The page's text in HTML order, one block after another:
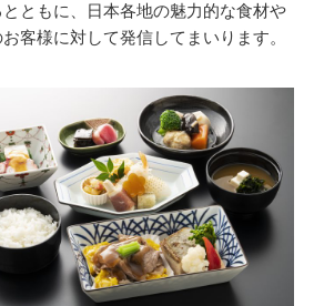
ともに、日本各地の魅力的な食材や
客様に対して発信してまいります。